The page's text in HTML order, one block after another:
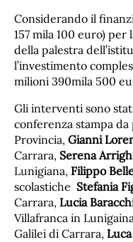
Considerando il
157 mila 100 euro)
della palestra
l’investimento
milioni 390mila 500
Gli interventi sono
conferenza stampa
Provincia, Gianni
Carrara, Serena
Lunigiana, Filippo
scolastiche Stefania
Carrara, Lucia
Villafranca in
Galilei di Carrara,